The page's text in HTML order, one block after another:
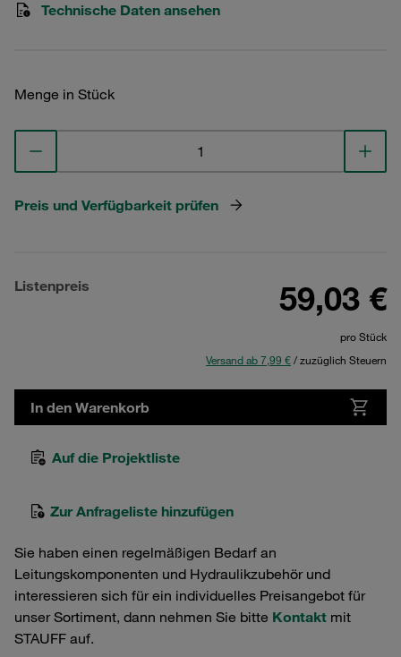
Technische Daten ansehen
Menge in Stück
Preis und Verfügbarkeit prüfen
Listenpreis 59,03 €
pro Stück
Versand ab 7,99 €/ zuzüglich Steuern
In den Warenkorb
Auf die Projektliste
Zur Anfrageliste hinzufügen
Sie haben einen regelmäßigen Bedarf an
Leitungskomponenten und Hydraulikzubehör und
interessieren sich für ein individuelles Preisangebot für
unser Sortiment, dann nehmen Sie bitte Kontakt mit
STAUFF auf.